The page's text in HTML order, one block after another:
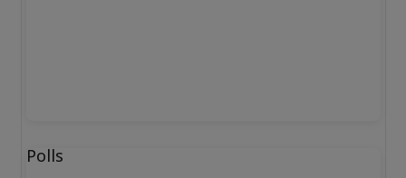
Polls